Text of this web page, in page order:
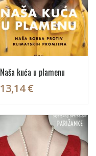
Naša kuća u plamenu
13,14 €